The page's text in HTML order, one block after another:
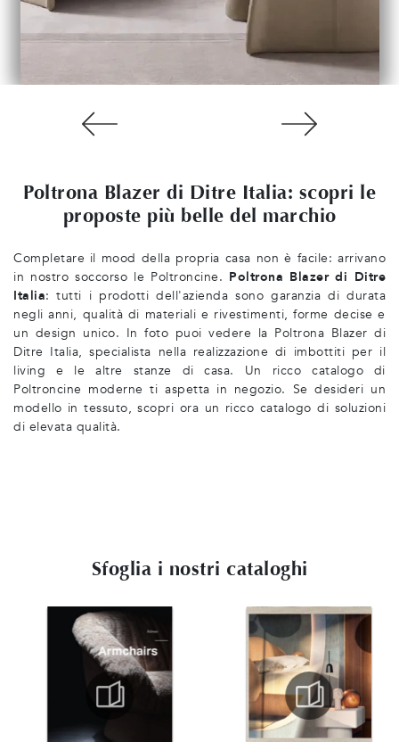
Poltrona Blazer di Ditre Italia: scopri le
proposte più belle del marchio
Completare il mood della propria casa non è facile: arrivano
in nostro soccorso le Poltroncine. Poltrona Blazer di Ditre
Italia: tutti i prodotti dell'azienda sono garanzia di durata
negli anni, qualità di materiali e rivestimenti, forme decise e
un design unico. In foto puoi vedere la Poltrona Blazer di
Ditre Italia, specialista nella realizzazione di imbottiti per il
living e le altre stanze di casa. Un ricco catalogo di
Poltroncine moderne ti aspetta in negozio. Se desideri un
modello in tessuto, scopri ora un ricco catalogo di soluzioni
di elevata qualità.
Sfoglia i nostri cataloghi